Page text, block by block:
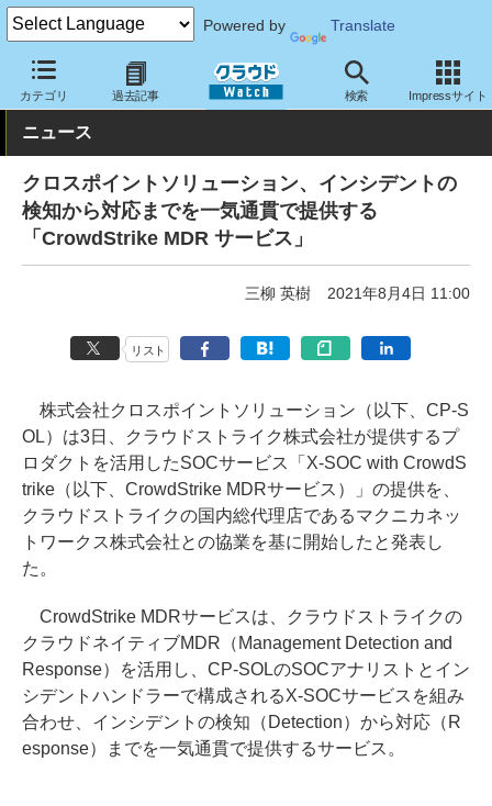
Powered by Translate
カテゴリ 過去記事 検索 Impressサイト
クラウド Watch セキュリティ セキュリティサービス
ニュース
クロスポイントソリューション、インシデントの
検知から対応までを一気通貫で提供する
「CrowdStrike MDR サービス」
三柳 英樹 2021年8月4日 11:00
リスト
株式会社クロスポイントソリューション（以下、CP-S
OL）は3日、クラウドストライク株式会社が提供するプ
ロダクトを活用したSOCサービス「X-SOC with CrowdS
trike（以下、CrowdStrike MDRサービス）」の提供を、
クラウドストライクの国内総代理店であるマクニカネッ
トワークス株式会社との協業を基に開始したと発表し
た。
CrowdStrike MDRサービスは、クラウドストライクの
クラウドネイティブMDR（Management Detection and
Response）を活用し、CP-SOLのSOCアナリストとイン
シデントハンドラーで構成されるX-SOCサービスを組み
合わせ、インシデントの検知（Detection）から対応（R
esponse）までを一気通貫で提供するサービス。